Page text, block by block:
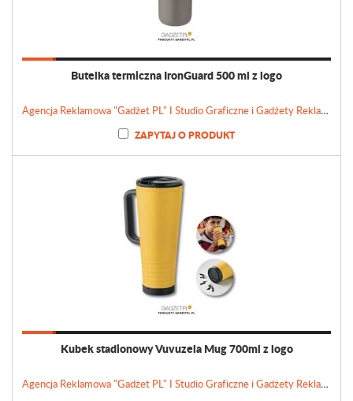
Butelka termiczna IronGuard 500 ml z logo
Agencja Reklamowa "Gadżet PL" I Studio Graficzne i Gadżety Reklamowe
ZAPYTAJ O PRODUKT
Kubek stadionowy Vuvuzela Mug 700ml z logo
Agencja Reklamowa "Gadżet PL" I Studio Graficzne i Gadżety Reklamowe